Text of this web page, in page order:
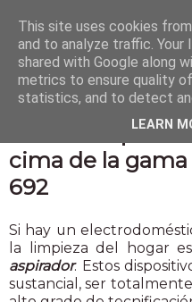
El robot
cima de la
692
Si hay un
la limpieza del hogar
aspirador. Estos
sustancial, ser
This site uses cookies
and to analyze traffic. Your
shared with Google along
metrics to ensure quality
statistics, and to detect
LEARN